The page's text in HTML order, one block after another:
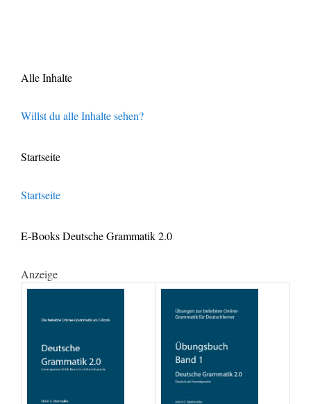
Alle Inhalte
Willst du alle Inhalte sehen?
Startseite
Startseite
E-Books Deutsche Grammatik 2.0
Anzeige